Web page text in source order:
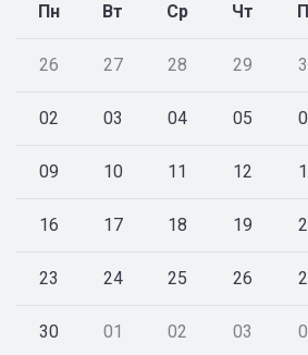
Пн Вт Ср Чт
26 27 28 29
02 03 04 05
09 10 11 12
16 17 18 19
23 24 25 26
30 01 02 03